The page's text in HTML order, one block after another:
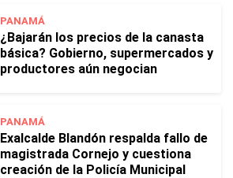
PANAMÁ
¿Bajarán los precios de la canasta
básica? Gobierno, supermercados y
productores aún negocian
PANAMÁ
Exalcalde Blandón respalda fallo de
magistrada Cornejo y cuestiona
creación de la Policía Municipal